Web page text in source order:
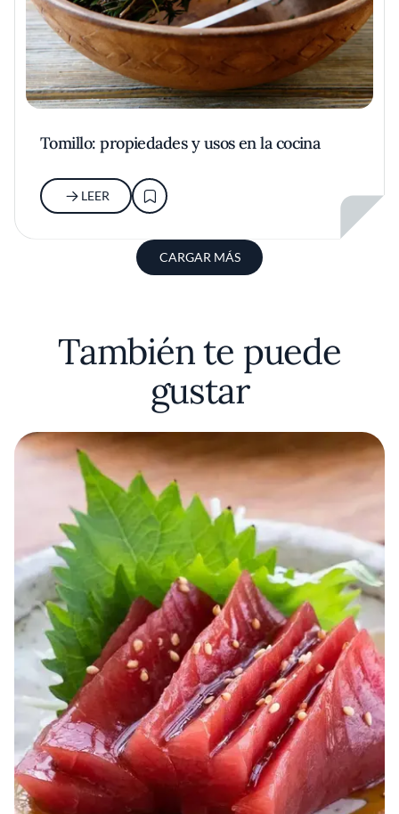
Tomillo: propiedades y usos en la cocina
LEER
CARGAR MÁS
También te puede
gustar